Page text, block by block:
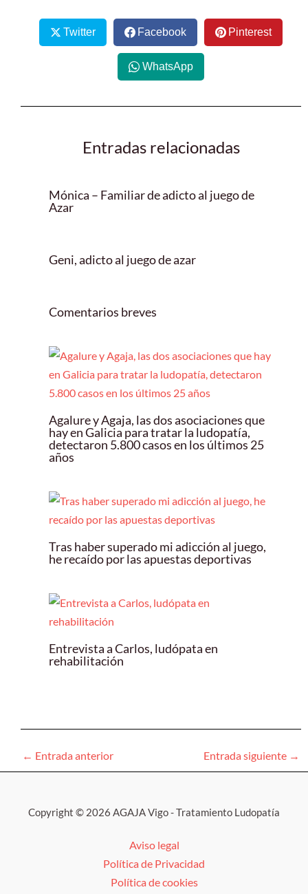
Twitter Facebook Pinterest
WhatsApp
Entradas relacionadas
Mónica – Familiar de adicto al juego de
Azar
Geni, adicto al juego de azar
Comentarios breves
Agalure y Agaja, las dos asociaciones que
hay en Galicia para tratar la ludopatía,
detectaron 5.800 casos en los últimos 25
años
Tras haber superado mi adicción al juego,
he recaído por las apuestas deportivas
Entrevista a Carlos, ludópata en
rehabilitación
← Entrada anterior Entrada siguiente →
Copyright © 2026 AGAJA Vigo - Tratamiento Ludopatía
Aviso legal
Política de Privacidad
Política de cookies